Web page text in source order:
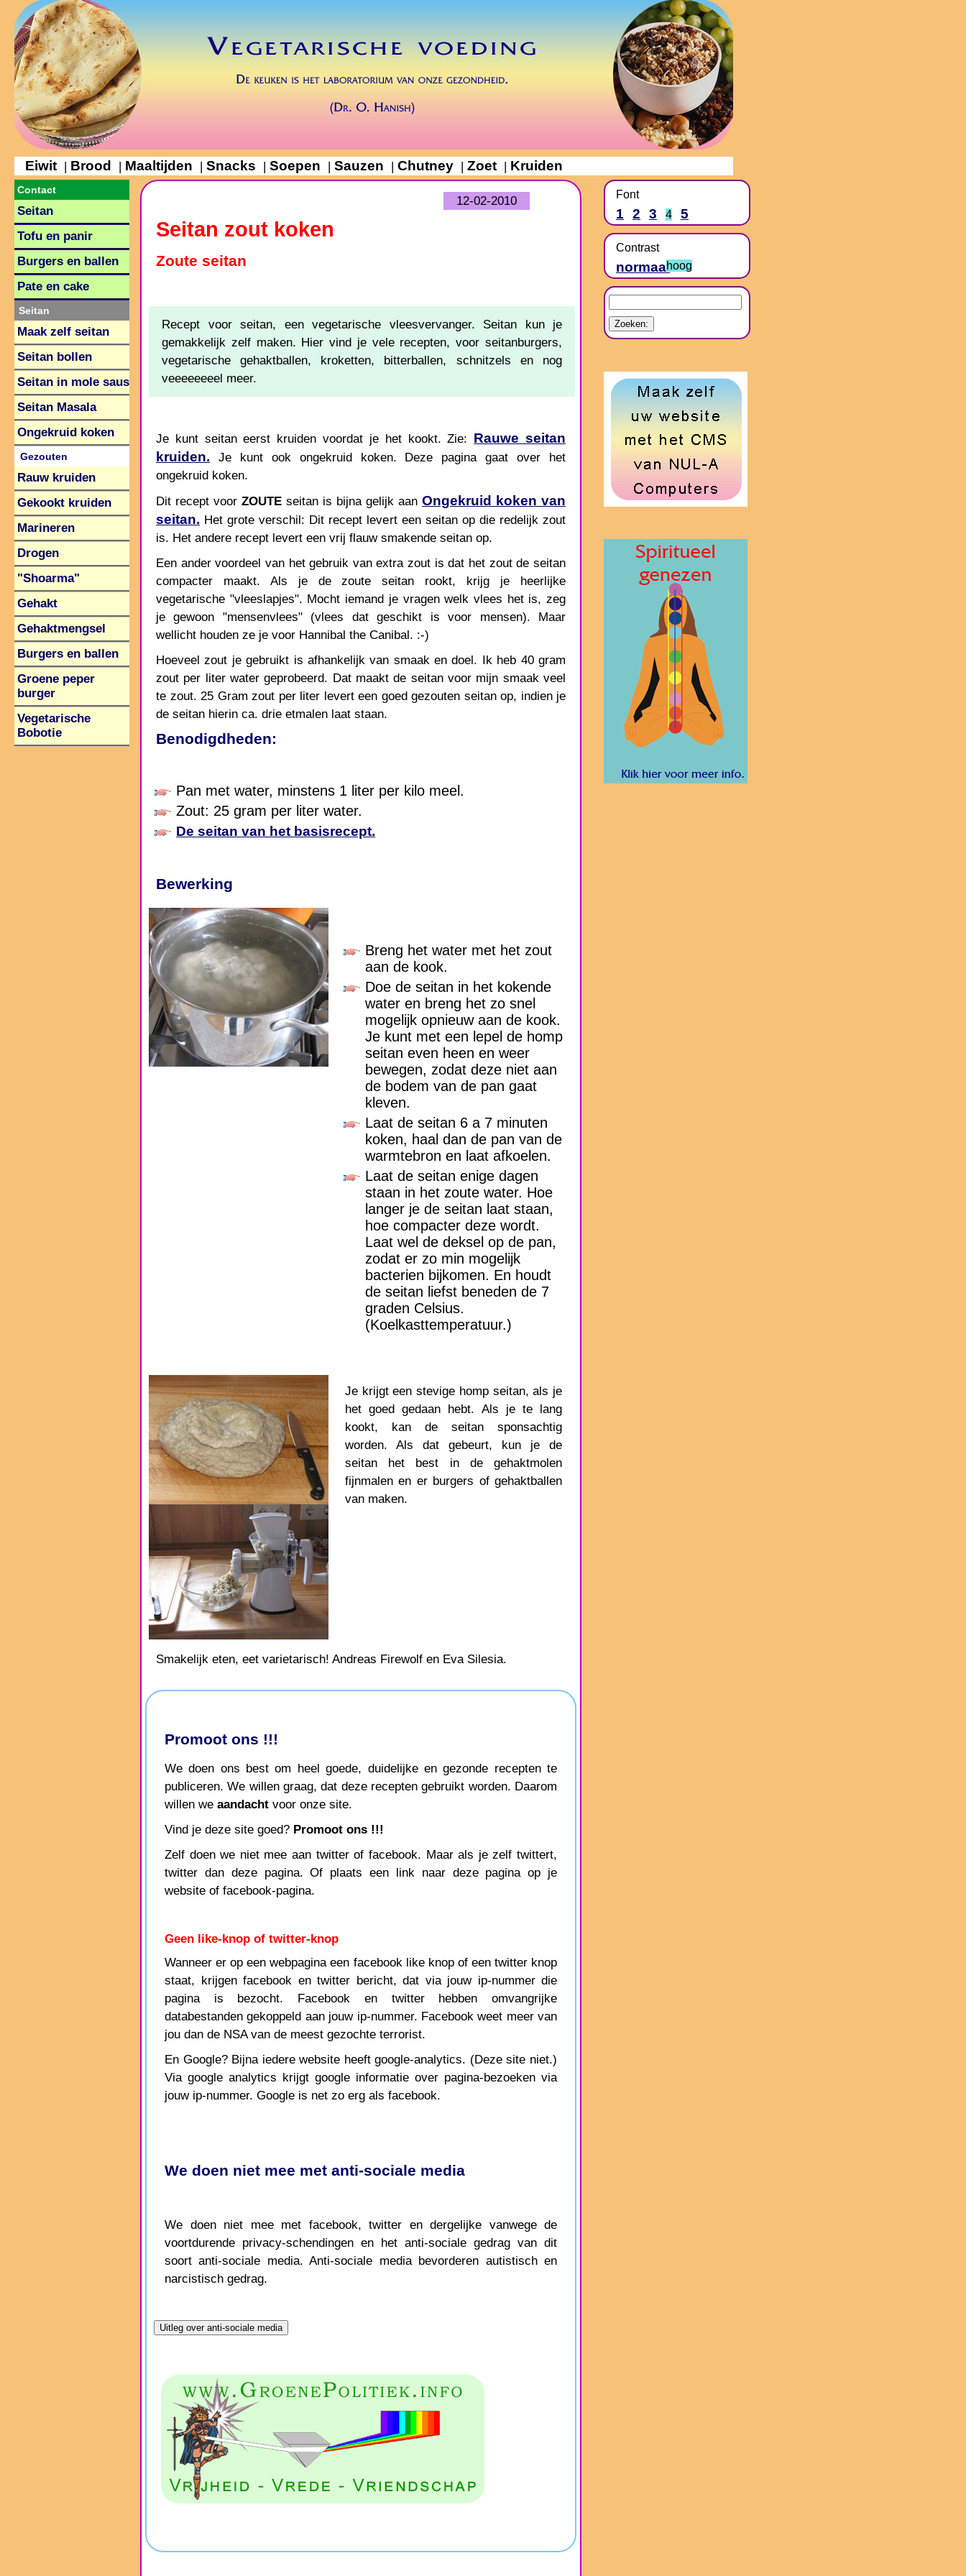
Eiwit | Brood | Maaltijden | Snacks | Soepen | Sauzen | Chutney | Zoet | Kruiden
12-02-2010
Seitan zout koken
Zoute seitan
Recept voor seitan, een vegetarische vleesvervanger. Seitan kun je
gemakkelijk zelf maken. Hier vind je vele recepten, voor seitanburgers,
vegetarische gehaktballen, kroketten, bitterballen, schnitzels en nog
veeeeeeeel meer.
Je kunt seitan eerst kruiden voordat je het kookt. Zie: Rauwe seitan
kruiden. Je kunt ook ongekruid koken. Deze pagina gaat over het
ongekruid koken.
Dit recept voor ZOUTE seitan is bijna gelijk aan Ongekruid koken van
seitan. Het grote verschil: Dit recept levert een seitan op die redelijk zout
is. Het andere recept levert een vrij flauw smakende seitan op.
Een ander voordeel van het gebruik van extra zout is dat het zout de seitan
compacter maakt. Als je de zoute seitan rookt, krijg je heerlijke
vegetarische "vleeslapjes". Mocht iemand je vragen welk vlees het is, zeg
je gewoon "mensenvlees" (vlees dat geschikt is voor mensen). Maar
wellicht houden ze je voor Hannibal the Canibal. :-)
Hoeveel zout je gebruikt is afhankelijk van smaak en doel. Ik heb 40 gram
zout per liter water geprobeerd. Dat maakt de seitan voor mijn smaak veel
te zout. 25 Gram zout per liter levert een goed gezouten seitan op, indien je
de seitan hierin ca. drie etmalen laat staan.
Benodigdheden:
Pan met water, minstens 1 liter per kilo meel.
Zout: 25 gram per liter water.
De seitan van het basisrecept.
Bewerking
Breng het water met het zout
aan de kook.
Doe de seitan in het kokende
water en breng het zo snel
mogelijk opnieuw aan de kook.
Je kunt met een lepel de homp
seitan even heen en weer
bewegen, zodat deze niet aan
de bodem van de pan gaat
kleven.
Laat de seitan 6 a 7 minuten
koken, haal dan de pan van de
warmtebron en laat afkoelen.
Laat de seitan enige dagen
staan in het zoute water. Hoe
langer je de seitan laat staan,
hoe compacter deze wordt.
Laat wel de deksel op de pan,
zodat er zo min mogelijk
bacterien bijkomen. En houdt
de seitan liefst beneden de 7
graden Celsius.
(Koelkasttemperatuur.)
Je krijgt een stevige homp seitan, als je
het goed gedaan hebt. Als je te lang
kookt, kan de seitan sponsachtig
worden. Als dat gebeurt, kun je de
seitan het best in de gehaktmolen
fijnmalen en er burgers of gehaktballen
van maken.
Smakelijk eten, eet varietarisch! Andreas Firewolf en Eva Silesia.
Promoot ons !!!
We doen ons best om heel goede, duidelijke en gezonde recepten te
publiceren. We willen graag, dat deze recepten gebruikt worden. Daarom
willen we aandacht voor onze site.
Vind je deze site goed? Promoot ons !!!
Zelf doen we niet mee aan twitter of facebook. Maar als je zelf twittert,
twitter dan deze pagina. Of plaats een link naar deze pagina op je
website of facebook-pagina.
Geen like-knop of twitter-knop
Wanneer er op een webpagina een facebook like knop of een twitter knop
staat, krijgen facebook en twitter bericht, dat via jouw ip-nummer die
pagina is bezocht. Facebook en twitter hebben omvangrijke
databestanden gekoppeld aan jouw ip-nummer. Facebook weet meer van
jou dan de NSA van de meest gezochte terrorist.
En Google? Bijna iedere website heeft google-analytics. (Deze site niet.)
Via google analytics krijgt google informatie over pagina-bezoeken via
jouw ip-nummer. Google is net zo erg als facebook.
We doen niet mee met anti-sociale media
We doen niet mee met facebook, twitter en dergelijke vanwege de
voortdurende privacy-schendingen en het anti-sociale gedrag van dit
soort anti-sociale media. Anti-sociale media bevorderen autistisch en
narcistisch gedrag.
Contact
Seitan
Tofu en panir
Burgers en ballen
Pate en cake
Seitan
Maak zelf seitan
Seitan bollen
Seitan in mole saus
Seitan Masala
Ongekruid koken
Gezouten
Rauw kruiden
Gekookt kruiden
Marineren
Drogen
"Shoarma"
Gehakt
Gehaktmengsel
Burgers en ballen
Groene peper
burger
Vegetarische
Bobotie
Font
1 2 3 4 5
Contrast
normaalhoog